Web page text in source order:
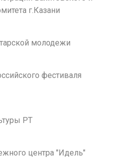
г.Казани
молодежи
фестиваля
РТ
центра "Идель"